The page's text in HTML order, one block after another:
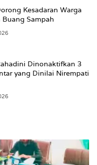
Kesadaran Warga
Sampah
Dinonaktifkan 3
yang Dinilai Nirempati